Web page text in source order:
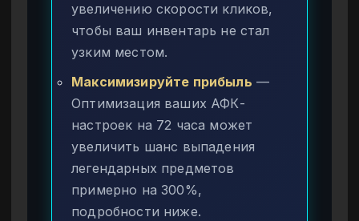
увеличению скорости кликов,
чтобы ваш инвентарь не стал
узким местом.
Максимизируйте прибыль —
Оптимизация ваших АФК-
настроек на 72 часа может
увеличить шанс выпадения
легендарных предметов
примерно на 300%,
подробности ниже.